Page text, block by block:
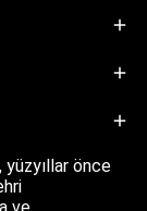
, yüzyıllar önce